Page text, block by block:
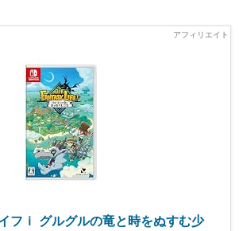
フｉ グルグルの竜と時をぬすむ少